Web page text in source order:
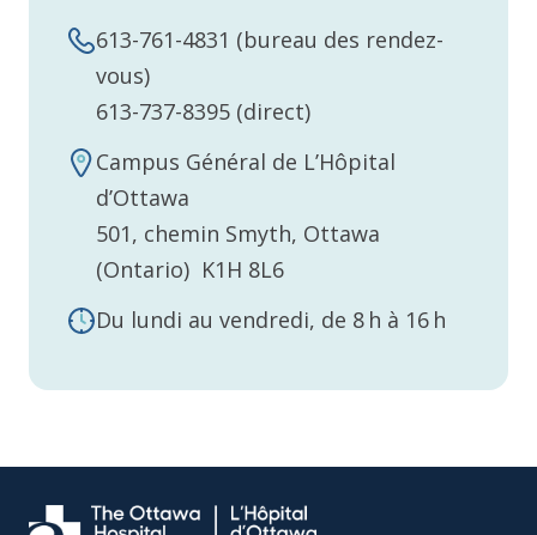
613-761-4831 (bureau des rendez-
vous)
613-737-8395 (direct)
Campus Général de L’Hôpital
d’Ottawa
501, chemin Smyth, Ottawa
(Ontario) K1H 8L6
Du lundi au vendredi, de 8 h à 16 h